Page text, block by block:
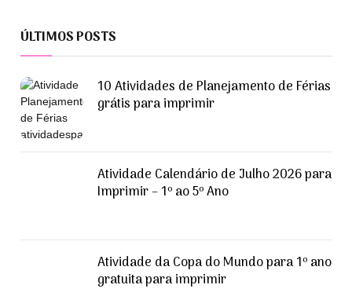
ÚLTIMOS POSTS
10 Atividades de Planejamento de Férias
grátis para imprimir
Atividade Calendário de Julho 2026 para
Imprimir – 1º ao 5º Ano
Atividade da Copa do Mundo para 1º ano
gratuita para imprimir